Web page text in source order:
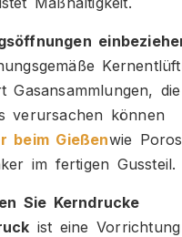
Gasansammlungen, die
verursachen können
beim Gießenwie
im fertigen Gussteil.
Sie Kerndrucke
ist eine